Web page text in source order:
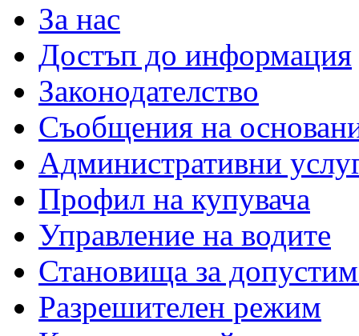
За нас
Достъп до информация
Законодателство
Съобщения на
Административни
Профил на купувача
Управление на водите
Становища за
Разрешителен режим